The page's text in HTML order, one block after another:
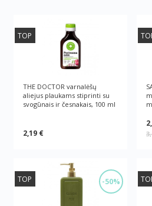
TOP
THE DOCTOR varnalėšų
aliejus plaukams stiprinti su
svogūnais ir česnakais, 100 ml
2,19 €
-50%
TOP